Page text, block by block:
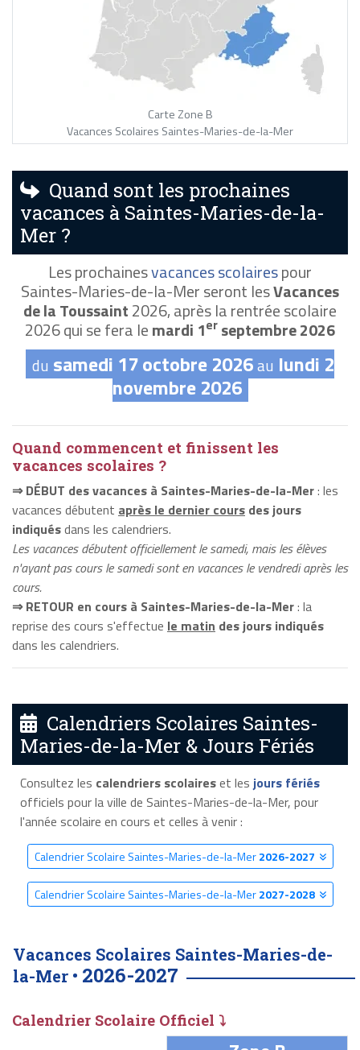
Carte Zone B
Vacances Scolaires Saintes-Maries-de-la-Mer
Quand sont les prochaines
vacances à Saintes-Maries-de-la-
Mer ?
Les prochainesvacances scolairespour
Saintes-Maries-de-la-Mer seront lesVacances
de la Toussaint2026, après la rentrée scolaire
2026 qui se fera lemardi 1er septembre 2026
du samedi 17 octobre 2026au lundi 2
novembre 2026
Quand commencent et finissent les
vacances scolaires ?
⇒ DÉBUT des vacances à Saintes-Maries-de-la-Mer: les
vacances débutent après le dernier cours des jours
indiquésdans les calendriers.
Les vacances débutent officiellement le samedi, mais les élèves
n'ayant pas cours le samedi sont en vacances le vendredi après les
cours.
⇒ RETOUR en cours à Saintes-Maries-de-la-Mer: la
reprise des cours s'effectue le matin des jours indiqués
dans les calendriers.
Calendriers Scolaires Saintes-
Maries-de-la-Mer & Jours Fériés
Consultez les calendriers scolaireset les jours fériés
officiels pour la ville de Saintes-Maries-de-la-Mer, pour
l'année scolaire en cours et celles à venir :
Calendrier Scolaire Saintes-Maries-de-la-Mer2026-2027
Calendrier Scolaire Saintes-Maries-de-la-Mer2027-2028
Vacances Scolaires Saintes-Maries-de-
la-Mer • 2026-2027
Calendrier Scolaire Officiel ⤵